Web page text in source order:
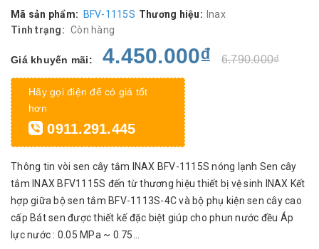
Mã sản phẩm: BFV-1115S Thương hiệu: Inax
Tình trạng: Còn hàng
Giá khuyến mãi: 4.450.000₫ 6.790.000₫
Hãy gọi điện để có giá tốt
hơn
0911.291.445
Thông tin vòi sen cây tắm INAX BFV-1115S nóng lạnh Sen cây
tắm INAX BFV1115S đến từ thương hiệu thiết bị vệ sinh INAX Kết
hợp giữa bộ sen tắm BFV-1113S-4C và bộ phụ kiện sen cây cao
cấp Bát sen được thiết kế đặc biệt giúp cho phun nước đều Áp
lực nước : 0.05 MPa ~ 0.75...